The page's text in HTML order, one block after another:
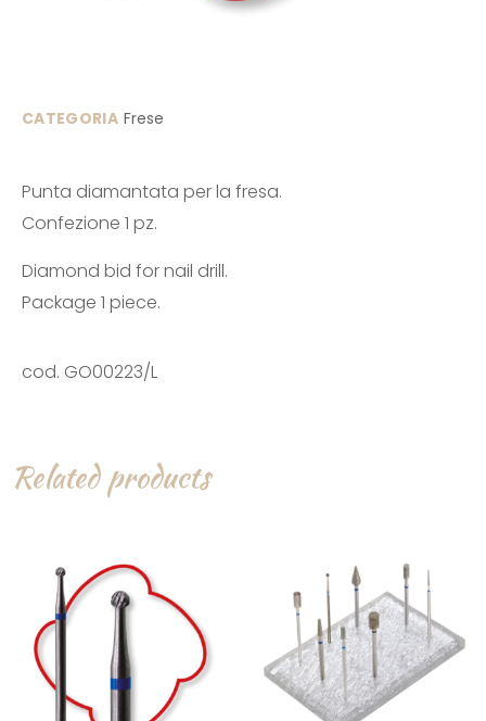
CATEGORIA Frese
Punta diamantata per la fresa.
Confezione 1 pz.
Diamond bid for nail drill.
Package 1 piece.
cod. GO00223/L
Related products